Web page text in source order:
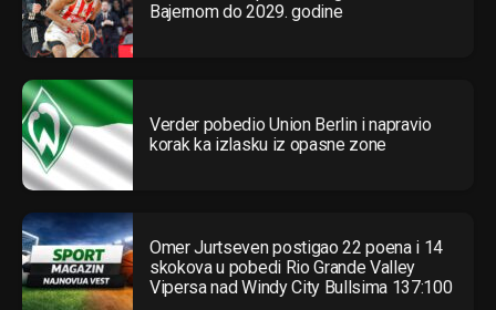
Bajernom do 2029. godine
Verder pobedio Union Berlin i napravio
korak ka izlasku iz opasne zone
Omer Jurtseven postigao 22 poena i 14
skokova u pobedi Rio Grande Valley
Vipersa nad Windy City Bullsima 137:100